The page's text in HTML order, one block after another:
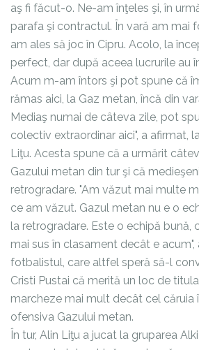
aş fi făcut-o. Ne-am înţeles şi, în
parafa şi contractul. În vară am mai
am ales să joc în Cipru. Acolo, la
perfect, dar după aceea lucrurile au
Acum m-am întors şi pot spune că
rămas aici, la Gaz metan, încă din
Mediaş numai de câteva zile, pot
colectiv extraordinar aici", a afirmat,
Liţu. Acesta spune că a urmărit
Gazului metan din tur şi că
retrogradare. "Am văzut mai multe
ce am văzut. Gazul metan nu e o
la retrogradare. Este o echipă bună,
mai sus în clasament decât e acum",
fotbalistul, care altfel speră să-l
Cristi Pustai că merită un loc de
marcheze mai mult decât cel căruia
ofensiva Gazului metan.
În tur, Alin Liţu a jucat la gruparea